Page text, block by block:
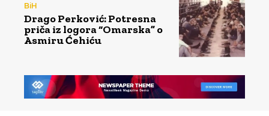
BiH
Drago Perković: Potresna
priča iz logora “Omarska” o
Asmiru Ćehiću